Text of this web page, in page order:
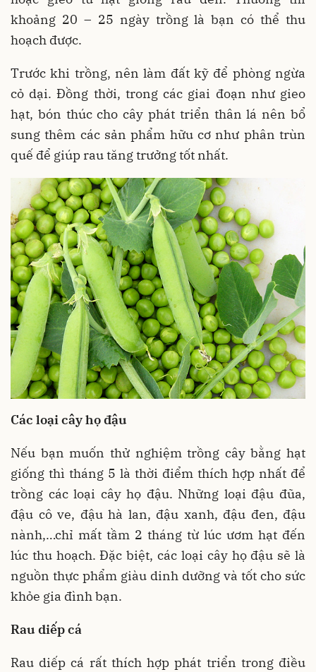
khoảng 20 – 25 ngày trồng là bạn có thể thu
hoạch được.
Trước khi trồng, nên làm đất kỹ để phòng ngừa
cỏ dại. Đồng thời, trong các giai đoạn như gieo
hạt, bón thúc cho cây phát triển thân lá nên bổ
sung thêm các sản phẩm hữu cơ như phân trùn
quế để giúp rau tăng trưởng tốt nhất.
Các loại cây họ đậu
Nếu bạn muốn thử nghiệm trồng cây bằng hạt
giống thì tháng 5 là thời điểm thích hợp nhất để
trồng các loại cây họ đậu. Những loại đậu đũa,
đậu cô ve, đậu hà lan, đậu xanh, đậu đen, đậu
nành,…chỉ mất tầm 2 tháng từ lúc ươm hạt đến
lúc thu hoạch. Đặc biệt, các loại cây họ đậu sẽ là
nguồn thực phẩm giàu dinh dưỡng và tốt cho sức
khỏe gia đình bạn.
Rau diếp cá
Rau diếp cá rất thích hợp phát triển trong điều